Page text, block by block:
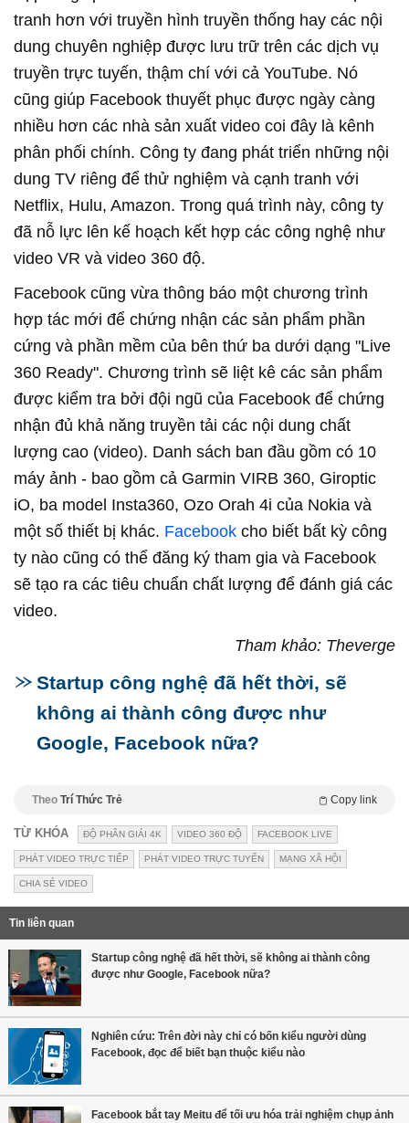
tranh hơn với truyền hình truyền thống hay các nội
dung chuyên nghiệp được lưu trữ trên các dịch vụ
truyền trực tuyến, thậm chí với cả YouTube. Nó
cũng giúp Facebook thuyết phục được ngày càng
nhiều hơn các nhà sản xuất video coi đây là kênh
phân phối chính. Công ty đang phát triển những nội
dung TV riêng để thử nghiệm và cạnh tranh với
Netflix, Hulu, Amazon. Trong quá trình này, công ty
đã nỗ lực lên kế hoạch kết hợp các công nghệ như
video VR và video 360 độ.
Facebook cũng vừa thông báo một chương trình
hợp tác mới để chứng nhận các sản phẩm phần
cứng và phần mềm của bên thứ ba dưới dạng "Live
360 Ready". Chương trình sẽ liệt kê các sản phẩm
được kiểm tra bởi đội ngũ của Facebook để chứng
nhận đủ khả năng truyền tải các nội dung chất
lượng cao (video). Danh sách ban đầu gồm có 10
máy ảnh - bao gồm cả Garmin VIRB 360, Giroptic
iO, ba model Insta360, Ozo Orah 4i của Nokia và
một số thiết bị khác. Facebook cho biết bất kỳ công
ty nào cũng có thể đăng ký tham gia và Facebook
sẽ tạo ra các tiêu chuẩn chất lượng để đánh giá các
video.
Tham khảo: Theverge
Startup công nghệ đã hết thời, sẽ
không ai thành công được như
Google, Facebook nữa?
Theo Trí Thức Trẻ Copy link
TỪ KHÓA ĐỘ PHÂN GIẢI 4K VIDEO 360 ĐỘ FACEBOOK LIVE
PHÁT VIDEO TRỰC TIẾP PHÁT VIDEO TRỰC TUYẾN MẠNG XÃ HỘI
CHIA SẺ VIDEO
Tin liên quan
Startup công nghệ đã hết thời, sẽ không ai thành công
được như Google, Facebook nữa?
Nghiên cứu: Trên đời này chỉ có bốn kiểu người dùng
Facebook, đọc để biết bạn thuộc kiểu nào
Facebook bắt tay Meitu để tối ưu hóa trải nghiệm chụp ảnh